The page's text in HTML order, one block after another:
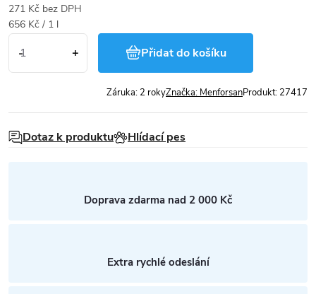
271 Kč bez DPH
Měrná
656 Kč / 1 l
Přidat do košíku
Značka: Menforsan
Záruka: 2 roky Produkt: 27417
Dotaz k produktu Hlídací pes
Doprava zdarma nad 2 000 Kč
Extra rychlé odeslání